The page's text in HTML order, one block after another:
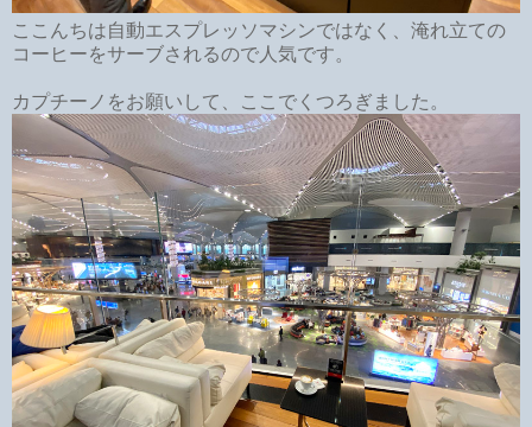
ここんちは自動エスプレッソマシンではなく、淹れ立ての
コーヒーをサーブされるので人気です。
カプチーノをお願いして、ここでくつろぎました。